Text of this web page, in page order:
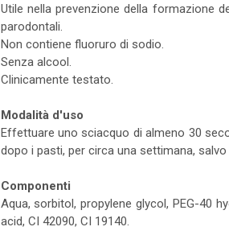
Utile nella prevenzione della formazione
parodontali.
Non contiene fluoruro di sodio.
Senza alcool.
Clinicamente testato.
Modalità d'uso
Effettuare uno sciacquo di almeno 30
dopo i pasti, per circa una settimana,
Componenti
Aqua, sorbitol, propylene glycol, PEG-40
acid, CI 42090, CI 19140.